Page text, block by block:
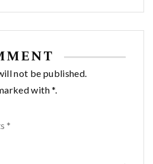
not be published.
with *.